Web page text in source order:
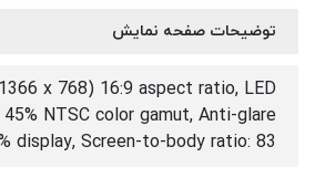
توضیحات صفحه نمایش
x 768) 16:9 aspect ratio, LED
NTSC color gamut, Anti-glare
display, Screen-to-body ratio: 83 %